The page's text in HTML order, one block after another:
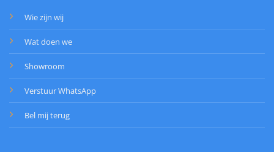
Wie zijn wij
Wat doen we
Showroom
Verstuur WhatsApp
Bel mij terug